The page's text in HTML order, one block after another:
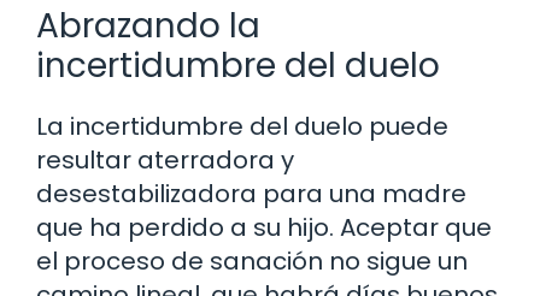
Abrazando la
incertidumbre del duelo
La incertidumbre del duelo puede
resultar aterradora y
desestabilizadora para una madre
que ha perdido a su hijo. Aceptar que
el proceso de sanación no sigue un